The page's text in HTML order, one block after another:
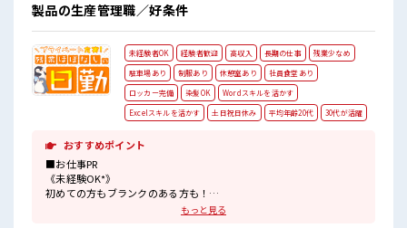
製品の生産管理職／好条件
未経験者OK 経験者歓迎 高収入 長期の仕事
残業少なめ
駐車場あり
制服あり 休憩室あり
社員食堂あり
ロッカー完備
染髪OK
Wordスキルを活かす
Excelスキルを活かす
土日祝日休み 平均年齢20代 30代が活躍
おすすめポイント
■お仕事PR
《未経験OK*》
初めての方もブランクのある方も！
もちろん経験者も大カンゲイ★もっと見る